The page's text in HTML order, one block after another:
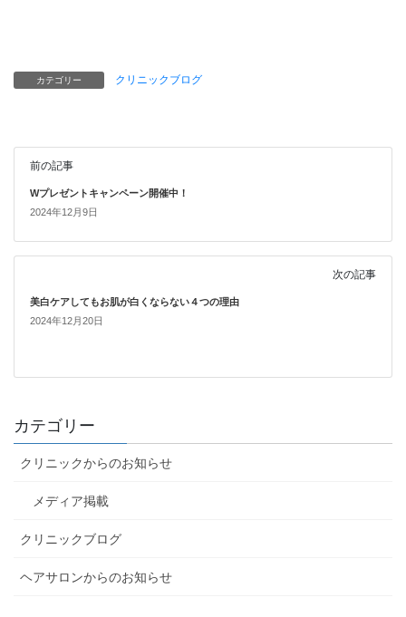
カテゴリー クリニックブログ
前の記事
Wプレゼントキャンペーン開催中！
2024年12月9日
次の記事
美白ケアしてもお肌が白くならない４つの理由
2024年12月20日
カテゴリー
クリニックからのお知らせ
メディア掲載
クリニックブログ
ヘアサロンからのお知らせ